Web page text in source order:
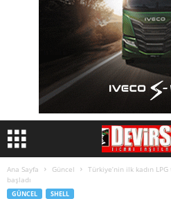
Ana Sayfa Güncel
Türkiye’nin ilk kadın
başladı
GÜNCEL SHELL